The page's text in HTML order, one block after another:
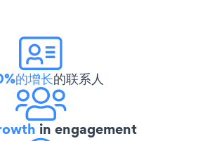
的增长的联系人
in engagement